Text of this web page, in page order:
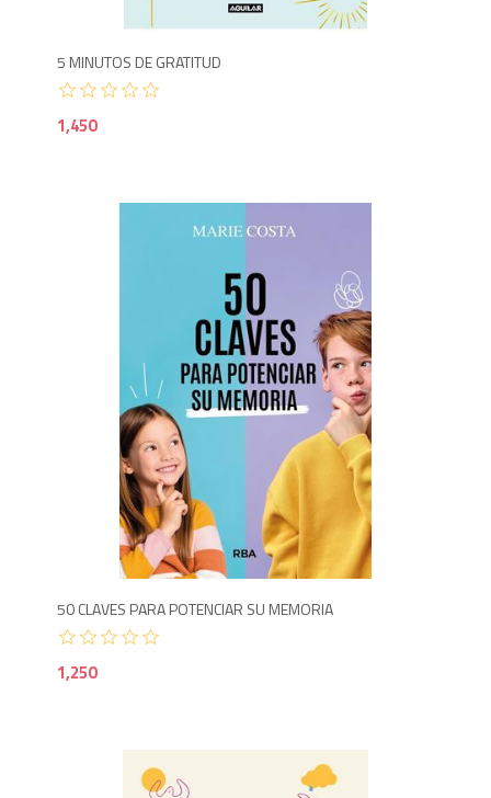
5 MINUTOS DE GRATITUD
1,450
50 CLAVES PARA POTENCIAR SU MEMORIA
1,250